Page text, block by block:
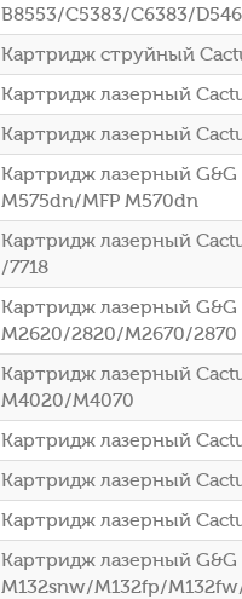
B8553/C5383/C6383/
Картридж струйный
Картридж лазерный
Картридж лазерный
Картридж лазерный G&G
M575dn/MFP M570dn
Картридж лазерный
/7718
Картридж лазерный G&G
M2620/2820/M2670/2870
Картридж лазерный
M4020/M4070
Картридж лазерный
Картридж лазерный
Картридж лазерный
Картридж лазерный G&G
M132snw/M132fp/